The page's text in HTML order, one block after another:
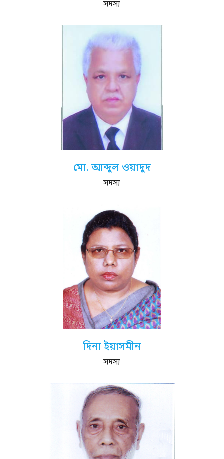
সদস্য
মো. আব্দুল ওয়াদুদ
সদস্য
দিনা ইয়াসমীন
সদস্য